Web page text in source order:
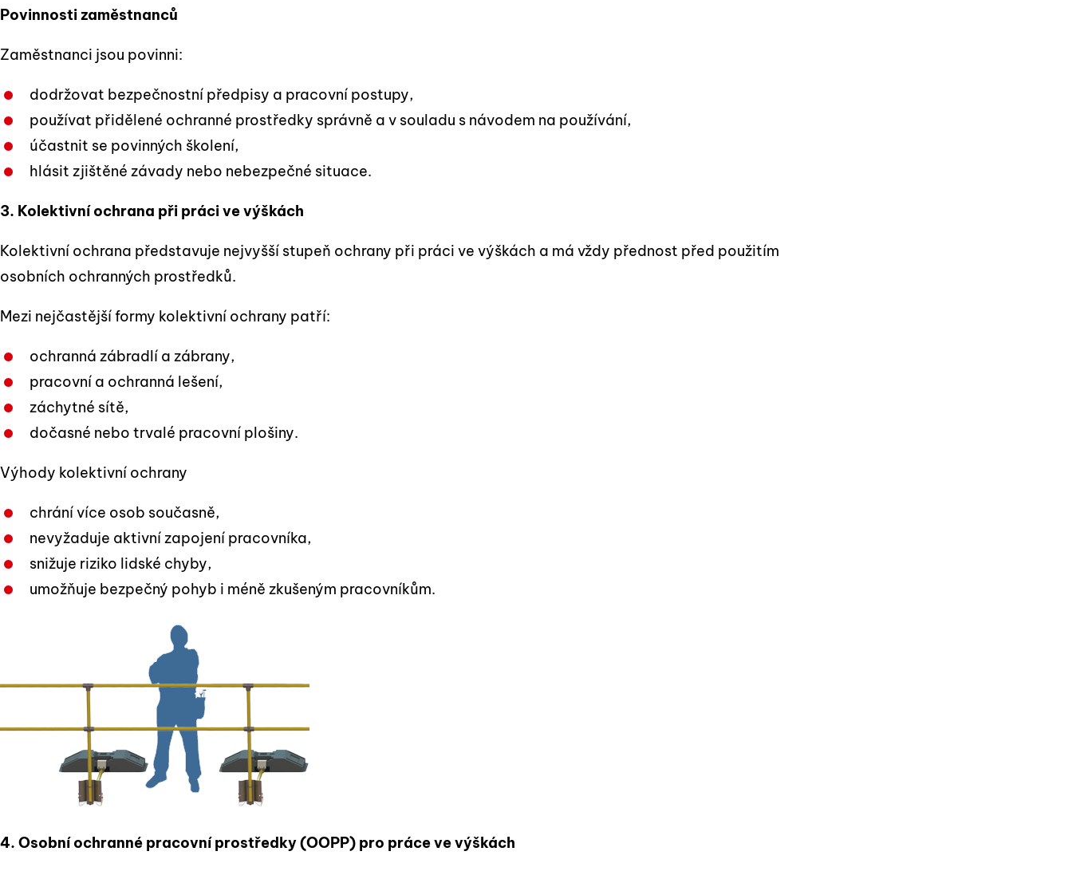
Povinnosti zaměstnanců
Zaměstnanci jsou povinni:
dodržovat bezpečnostní předpisy a pracovní postupy,
používat přidělené ochranné prostředky správně a v souladu s návodem na používání,
účastnit se povinných školení,
hlásit zjištěné závady nebo nebezpečné situace.
3. Kolektivní ochrana při práci ve výškách
Kolektivní ochrana představuje nejvyšší stupeň ochrany při práci ve výškách a má vždy přednost před použitím
osobních ochranných prostředků.
Mezi nejčastější formy kolektivní ochrany patří:
ochranná zábradlí a zábrany,
pracovní a ochranná lešení,
záchytné sítě,
dočasné nebo trvalé pracovní plošiny.
Výhody kolektivní ochrany
chrání více osob současně,
nevyžaduje aktivní zapojení pracovníka,
snižuje riziko lidské chyby,
umožňuje bezpečný pohyb i méně zkušeným pracovníkům.
4. Osobní ochranné pracovní prostředky (OOPP) pro práce ve výškách